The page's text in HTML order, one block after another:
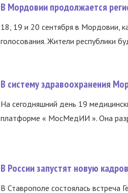
В Мордовии продолжается
18, 19 и 20 сентября в Мордовии,
голосования. Жители республики
В систему здравоохранения
На сегодняшний день 19
платформе « МосМедИИ ». Она
В России запустят новую
В Ставрополе состоялась встреча